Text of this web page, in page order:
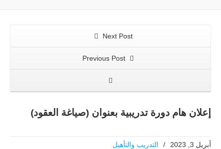
Next Post
Previous Post
إعلان هام دورة تدريبية بعنوان (صياغة العقود)
أبريل 3, 2023 / التدريب والتأهيل